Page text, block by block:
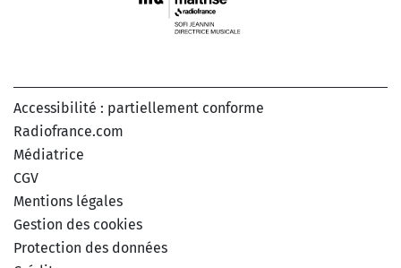
Accessibilité : partiellement conforme
Radiofrance.com
Médiatrice
CGV
Mentions légales
Gestion des cookies
Protection des données